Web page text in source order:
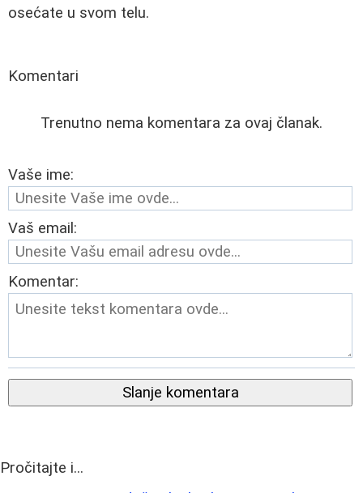
osećate u svom telu.
Komentari
Trenutno nema komentara za ovaj članak.
Vaše ime:
Vaš email:
Komentar:
Slanje komentara
Pročitajte i...